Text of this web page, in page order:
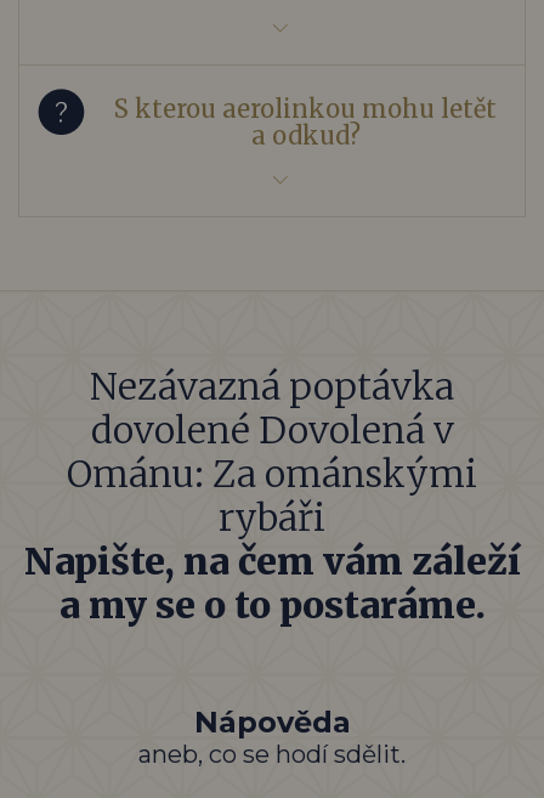
S kterou aerolinkou mohu letět
a odkud?
Nezávazná poptávka
dovolené Dovolená v
Ománu: Za ománskými
rybáři
Napište, na čem vám záleží
a my se o to postaráme.
Nápověda
aneb, co se hodí sdělit.